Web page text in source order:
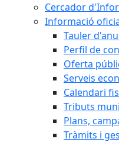
Cercador
Informació
Tauler
Perfil de
Oferta
Serveis
Calendari
Tributs
Plans,
Tràmits i